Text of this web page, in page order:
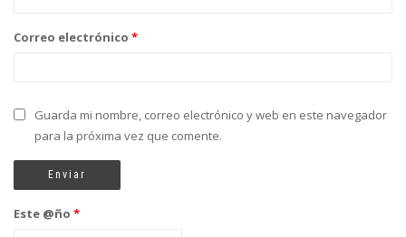
Correo electrónico *
Guarda mi nombre, correo electrónico y web en este navegador
para la próxima vez que comente.
Este @ño *